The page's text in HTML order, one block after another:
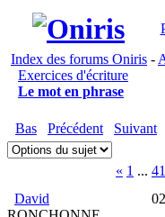
Index des forums Oniris -
Exercices d'écriture
Le mot en phrase
Bas Précédent Suivant
« 1 ...
David